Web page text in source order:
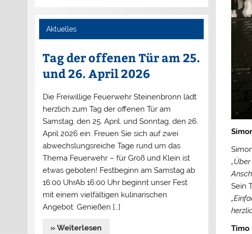
Sein
Timo
Aktuelles
Tag der offenen Tür am 25.
und 26. April 2026
Die Freiwillige Feuerwehr Steinenbronn lädt
herzlich zum Tag der offenen Tür am
Samstag, den 25. April, und Sonntag, den 26.
April 2026 ein. Freuen Sie sich auf zwei
abwechslungsreiche Tage rund um das
Thema Feuerwehr – für Groß und Klein ist
etwas geboten! Festbeginn am Samstag ab
16:00 UhrAb 16:00 Uhr beginnt unser Fest
mit einem vielfältigen kulinarischen
Angebot. Genießen […]
» Weiterlesen